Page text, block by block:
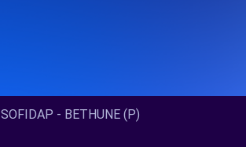
SOFIDAP - BETHUNE (P)